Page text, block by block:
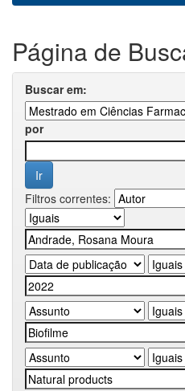
Página de
Buscar em:
por
Filtros correntes: